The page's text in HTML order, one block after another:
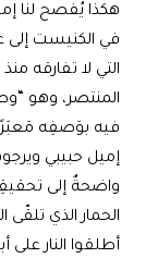
هكذا يُفصح لنا
التي لا تفارقه
المنتصر، وهو
فيه بوَصفِه مَعبَرًا
إميل حبيبي
واضحةٌ إلى
الحمار الذي
أطلقوا النار على